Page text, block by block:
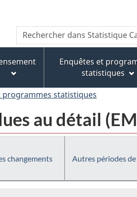
au
contenu
principal
« À
propos
de
ce
version
HTML
simplifiée
Recherche
Rechercher
dans
Canada
Enquêtes et
statistiques
programmes statistiques
au détail
changements Autres périodes